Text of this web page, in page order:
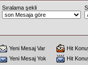
Sıralama şekli
Yeni Mesaj Var
Hit
Yeni Mesaj Yok
Hit